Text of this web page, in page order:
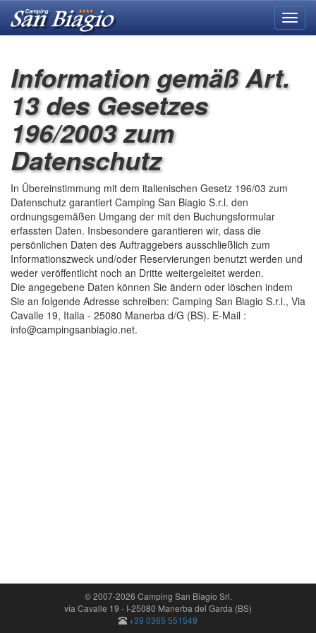
Information gemäß Art.
13 des Gesetzes
196/2003 zum
Datenschutz
In Übereinstimmung mit dem italienischen Gesetz 196/03 zum
Datenschutz garantiert Camping San Biagio S.r.l. den
ordnungsgemäßen Umgang der mit den Buchungsformular
erfassten Daten. Insbesondere garantieren wir, dass die
persönlichen Daten des Auftraggebers ausschließlich zum
Informationszweck und/oder Reservierungen benutzt werden und
weder veröffentlicht noch an Dritte weitergeleitet werden.
Die angegebene Daten können Sie ändern oder löschen indem
Sie an folgende Adresse schreiben: Camping San Biagio S.r.l., Via
Cavalle 19, Italia - 25080 Manerba d/G (BS). E-Mail :
info@campingsanbiagio.net.
© 2007-2026 Camping San Biagio Srl.
via Cavalle 19 - I-25080 Manerba del Garda (BS)
+39 0365 551549